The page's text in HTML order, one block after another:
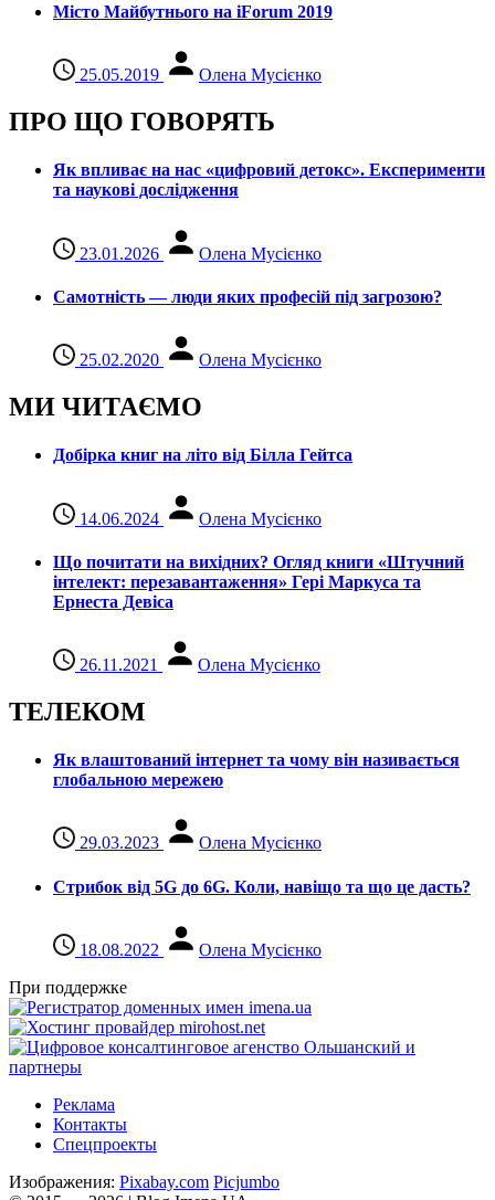
Місто Майбутнього на iForum 2019
25.05.2019 Олена Мусієнко
ПРО ЩО ГОВОРЯТЬ
Як впливає на нас «цифровий детокс». Експерименти
та наукові дослідження
23.01.2026 Олена Мусієнко
Самотність — люди яких професій під загрозою?
25.02.2020 Олена Мусієнко
МИ ЧИТАЄМО
Добірка книг на літо від Білла Гейтса
14.06.2024 Олена Мусієнко
Що почитати на вихідних? Огляд книги «Штучний
інтелект: перезавантаження» Гері Маркуса та
Ернеста Девіса
26.11.2021 Олена Мусієнко
ТЕЛЕКОМ
Як влаштований інтернет та чому він називається
глобальною мережею
29.03.2023 Олена Мусієнко
Стрибок від 5G до 6G. Коли, навіщо та що це даcть?
18.08.2022
Олена Мусієнко
При поддержке
Реклама
Контакты
Спецпроекты
Изображения: Pixabay.com Picjumbo